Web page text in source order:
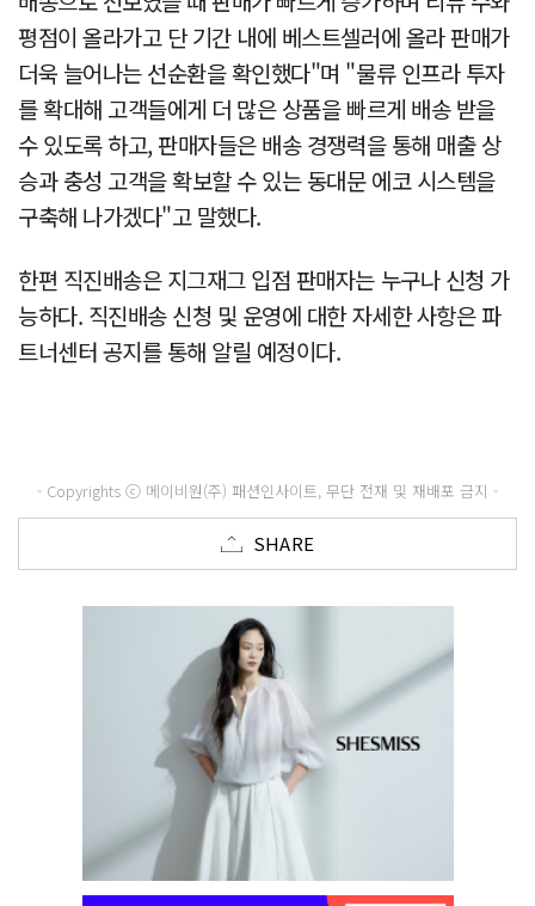
평점이 올라가고 단 기간 내에 베스트셀러에 올라 판매가
더욱 늘어나는 선순환을 확인했다"며 "물류 인프라 투자
를 확대해 고객들에게 더 많은 상품을 빠르게 배송 받을
수 있도록 하고, 판매자들은 배송 경쟁력을 통해 매출 상
승과 충성 고객을 확보할 수 있는 동대문 에코 시스템을
구축해 나가겠다"고 말했다.
한편 직진배송은 지그재그 입점 판매자는 누구나 신청 가
능하다. 직진배송 신청 및 운영에 대한 자세한 사항은 파
트너센터 공지를 통해 알릴 예정이다.
- Copyrights ⓒ 메이비원(주) 패션인사이트, 무단 전재 및 재배포 금지 -
SHARE